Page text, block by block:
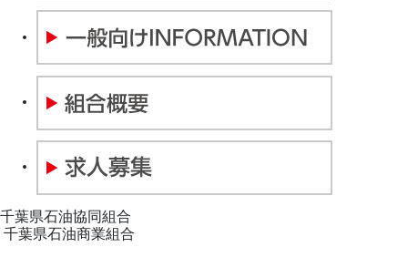
千葉県石油協同組合
千葉県石油商業組合